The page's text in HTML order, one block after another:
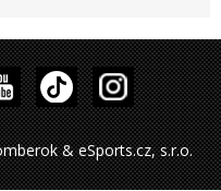
& eSports.cz, s.r.o.